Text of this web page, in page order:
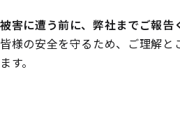
被害に遭う前に、弊社までご報告
皆様の安全を守るため、ご理解と
ます。